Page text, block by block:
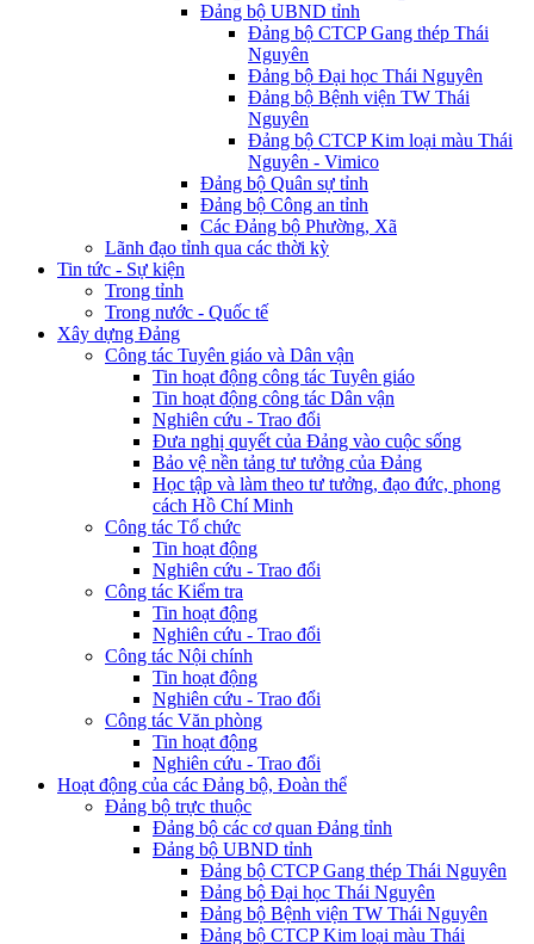
Đảng bộ UBND tỉnh
Đảng bộ CTCP Gang thép Thái
Nguyên
Đảng bộ Đại học Thái Nguyên
Đảng bộ Bệnh viện TW Thái
Nguyên
Đảng bộ CTCP Kim loại màu Thái
Nguyên - Vimico
Đảng bộ Quân sự tỉnh
Đảng bộ Công an tỉnh
Các Đảng bộ Phường, Xã
Lãnh đạo tỉnh qua các thời kỳ
Tin tức - Sự kiện
Trong tỉnh
Trong nước - Quốc tế
Xây dựng Đảng
Công tác Tuyên giáo và Dân vận
Tin hoạt động công tác Tuyên giáo
Tin hoạt động công tác Dân vận
Nghiên cứu - Trao đổi
Đưa nghị quyết của Đảng vào cuộc sống
Bảo vệ nền tảng tư tưởng của Đảng
Học tập và làm theo tư tưởng, đạo đức, phong
cách Hồ Chí Minh
Công tác Tổ chức
Tin hoạt động
Nghiên cứu - Trao đổi
Công tác Kiểm tra
Tin hoạt động
Nghiên cứu - Trao đổi
Công tác Nội chính
Tin hoạt động
Nghiên cứu - Trao đổi
Công tác Văn phòng
Tin hoạt động
Nghiên cứu - Trao đổi
Hoạt động của các Đảng bộ, Đoàn thể
Đảng bộ trực thuộc
Đảng bộ các cơ quan Đảng tỉnh
Đảng bộ UBND tỉnh
Đảng bộ CTCP Gang thép Thái Nguyên
Đảng bộ Đại học Thái Nguyên
Đảng bộ Bệnh viện TW Thái Nguyên
Đảng bộ CTCP Kim loại màu Thái